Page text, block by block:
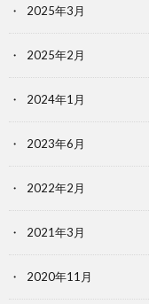
2025年3月
2025年2月
2024年1月
2023年6月
2022年2月
2021年3月
2020年11月